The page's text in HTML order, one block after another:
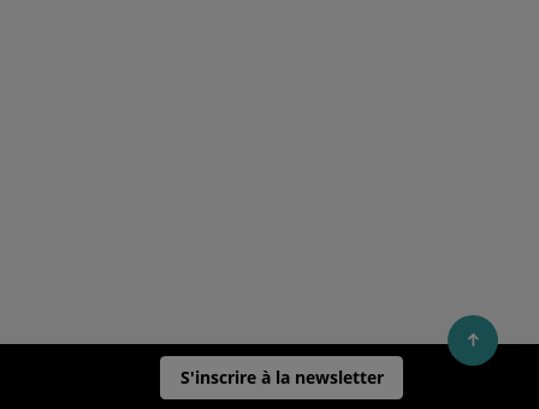
S'inscrire à la newsletter